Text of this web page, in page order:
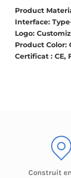
LED Lamp
Product
Interface:
Logo:
Product Color:
Certificat : CE,
Construit